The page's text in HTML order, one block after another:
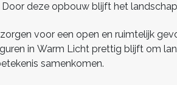
deze opbouw blijft het
voor een open en ruimtelijk
in Warm Licht prettig blijft om
samenkomen.